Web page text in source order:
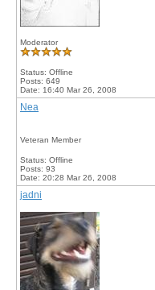
Moderator
Status: Offline
Posts: 649
Date: 16:40 Mar 26, 2008
Nea
Veteran Member
Status: Offline
Posts: 93
Date: 20:28 Mar 26, 2008
jadni